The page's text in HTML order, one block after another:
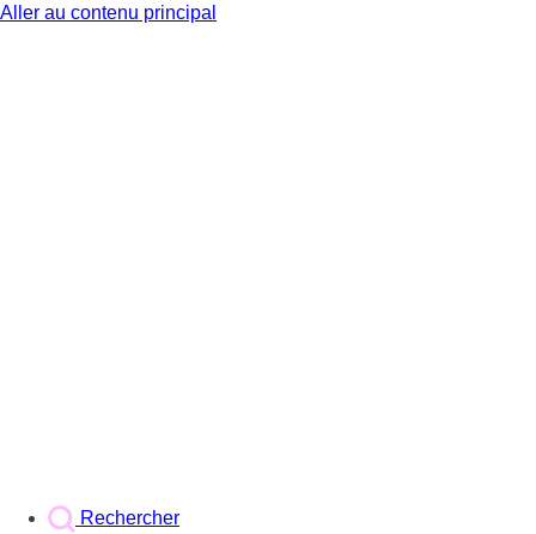
Aller au contenu principal
Rechercher